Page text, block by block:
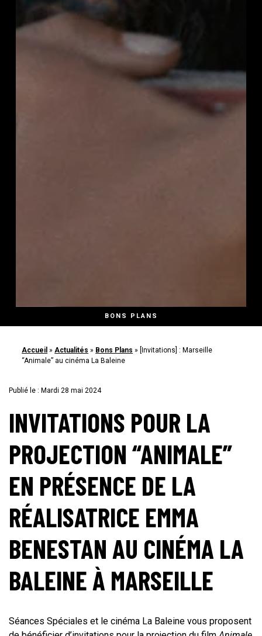
BONS PLANS
Accueil » Actualités » Bons Plans » [Invitations] : Marseille
“Animale” au cinéma La Baleine
Publié le : Mardi 28 mai 2024
INVITATIONS POUR LA
PROJECTION “ANIMALE”
EN PRÉSENCE DE LA
RÉALISATRICE EMMA
BENESTAN AU CINÉMA LA
BALEINE À MARSEILLE
Séances Spéciales et le cinéma La Baleine vous proposent